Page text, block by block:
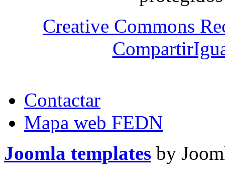
Creative Commons
Contactar
Mapa web FEDN
Joomla templates by